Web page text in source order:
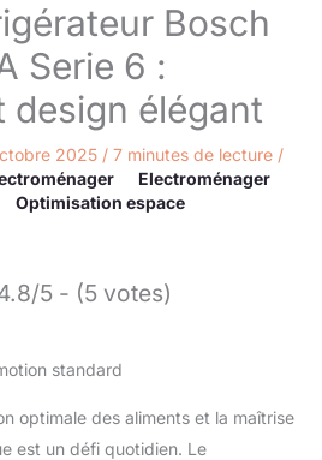
Bosch
Serie 6 :
design élégant
2025 / 7 minutes de lecture /
Electroménager
Optimisation espace
5 - (5 votes)
optimale des aliments et la maîtrise
est un défi quotidien. Le